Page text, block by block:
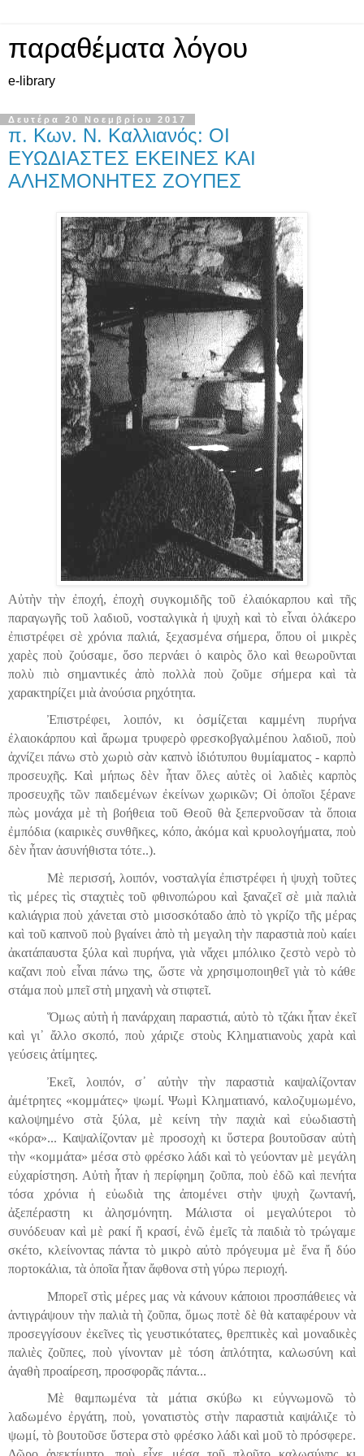
παραθέματα λόγου
e-library
Δευτέρα 20 Νοεμβρίου 2017
π. Κων. Ν. Καλλιανός: ΟΙ
ΕΥΩΔΙΑΣΤΕΣ ΕΚΕΙΝΕΣ ΚΑΙ
ΑΛΗΣΜΟΝΗΤΕΣ ΖΟΥΠΕΣ
Αὐτὴν τὴν ἐποχή, ἐποχὴ συγκομιδῆς τοῦ ἐλαιόκαρπου καὶ τῆς
παραγωγῆς τοῦ λαδιοῦ, νοσταλγικὰ ἡ ψυχὴ καὶ τὸ εἶναι ὁλάκερο
ἐπιστρέφει σὲ χρόνια παλιά, ξεχασμένα σήμερα, ὅπου οἱ μικρὲς
χαρὲς ποὺ ζούσαμε, ὅσο περνάει ὁ καιρὸς ὅλο καὶ θεωροῦνται
πολὺ πιὸ σημαντικές ἀπὸ πολλὰ ποὺ ζοῦμε σήμερα καὶ τὰ
χαρακτηρίζει μιὰ ἀνούσια ρηχότητα.
Ἐπιστρέφει, λοιπόν, κι ὀσμίζεται καμμένη πυρήνα
ἐλαιοκάρπου καὶ ἄρωμα τρυφερὸφρεσκοβγαλμέnου λαδιοῦ, ποὺ
ἀχνίζει πάνω στὸ χωριὸ σὰν καπνὸ ἰδιότυπου θυμίαματος - καρπὸ
προσευχῆς. Καὶ μήπως δὲν ἦταν ὅλες αὐτὲς οἱ λαδιὲς καρπὸς
προσευχῆς τῶν παιδεμένων ἐκείνων χωρικῶν; Οἱ ὁποῖοι ξέρανε
πὼς μονάχα μὲ τὴ βοήθεια τοῦ Θεοῦ θὰ ξεπερνοῦσαν τὰ ὅποια
ἐμπόδια (καιρικὲς συνθῆκες, κόπο, ἀκόμα καὶ κρυολογήματα, ποὺ
δὲν ἦταν ἀσυνήθιστα τότε..).
Μὲ περισσή, λοιπόν, νοσταλγία ἐπιστρέφει ἡ ψυχὴ τοῦτες
τὶς μέρες τὶς σταχτιὲς τοῦ φθινοπώρου καὶ ξαναζεῖ σὲ μιὰ παλιὰ
καλιάγρια ποὺ χάνεται στὸ μισοσκόταδο ἀπὸ τὸ γκρίζο τῆς μέρας
καὶ τοῦ καπνοῦ ποὺ βγαίνει ἀπὸ τὴ μεγαλη τὴν παραστιὰ ποὺ καίει
ἀκατάπαυστα ξύλα καὶ πυρήνα, γιὰ νἄχει μπόλικο ζεστὸ νερὸ τὸ
καζανι ποὺ εἶναι πάνω της, ὥστε νὰ χρησιμοποιηθεῖ γιὰ τὸ κάθε
στάμα ποὺ μπεῖ στὴ μηχανὴ νὰ στιφτεῖ.
Ὅμως αὐτὴ ἡ πανάρχαιη παραστιά, αὐτὸ τὸ τζάκι ἦταν ἐκεῖ
καὶ γι᾿ ἄλλο σκοπό, ποὺ χάριζε στοὺς Κληματιανοὺς χαρὰ καὶ
γεύσεις ἀτίμητες.
Ἐκεῖ, λοιπόν, σ᾿ αὐτὴν τὴν παραστιὰ καψαλίζονταν
ἀμέτρητες «κομμάτες» ψωμί. Ψωμὶ Κληματιανό, καλοζυμωμένο,
καλοψημένο στὰ ξύλα, μὲ κείνη τὴν παχιὰ καὶ εὐωδιαστὴ
«κόρα»... Καψαλίζονταν μὲ προσοχὴ κι ὕστερα βουτοῦσαν αὐτὴ
τὴν «κομμάτα» μέσα στὸ φρέσκο λάδι καὶ τὸ γεύονταν μὲ μεγάλη
εὐχαρίστηση. Αὐτὴ ἦταν ἡ περίφημη ζοῦπα, ποὺ ἐδῶ καὶ πενήτα
τόσα χρόνια ἡ εὐωδιὰ της ἀπομένει στὴν ψυχὴ ζωντανή,
ἀξεπέραστη κι ἀλησμόνητη. Μάλιστα οἱ μεγαλύτεροι τὸ
συνόδευαν καὶ μὲ ρακί ἤ κρασί, ἐνῶ ἐμεῖς τὰ παιδιὰ τὸ τρώγαμε
σκέτο, κλείνοντας πάντα τὸ μικρὸ αὐτὸ πρόγευμα μὲ ἕνα ἤ δύο
πορτοκάλια, τὰ ὁποῖα ἦταν ἄφθονα στὴ γύρω περιοχή.
Μπορεῖ στὶς μέρες μας νὰ κάνουν κάποιοι προσπάθειες νὰ
ἀντιγράψουν τὴν παλιὰ τὴ ζοῦπα, ὅμως ποτὲ δὲ θὰ καταφέρουν νὰ
προσεγγίσουν ἐκεῖνες τὶς γευστικότατες, θρεπτικὲς καὶ μοναδικὲς
παλιὲς ζοῦπες, ποὺ γίνονταν μὲ τόση ἁπλότητα, καλωσύνη καὶ
ἀγαθὴ προαίρεση, προσφορᾶς πάντα...
Μὲ θαμπωμένα τὰ μάτια σκύβω κι εὐγνωμονῶ τὸ
λαδωμένο ἐργάτη, ποὺ, γονατιστὸς στὴν παραστιὰ καψάλιζε τὸ
ψωμί, τὸ βουτοῦσε ὕστερα στὸ φρέσκο λάδι καὶ μοῦ τὸ πρόσφερε.